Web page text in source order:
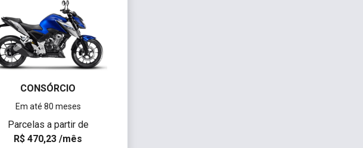
CONSÓRCIO
Em até 80 meses
Parcelas a partir de
R$ 470,23 /mês